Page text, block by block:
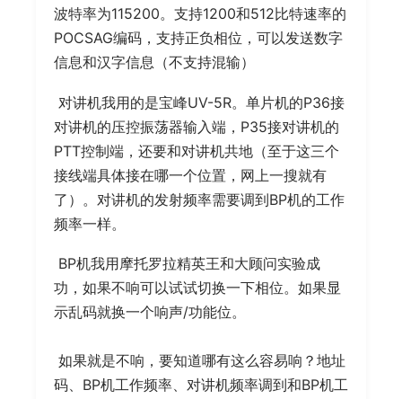
波特率为115200。支持1200和512比特速率的
POCSAG编码，支持正负相位，可以发送数字
信息和汉字信息（不支持混输）
​ 对讲机我用的是宝峰UV-5R。单片机的P36接
对讲机的压控振荡器输入端，P35接对讲机的
PTT控制端，还要和对讲机共地（至于这三个
接线端具体接在哪一个位置，网上一搜就有
了）。对讲机的发射频率需要调到BP机的工作
频率一样。
​ BP机我用摩托罗拉精英王和大顾问实验成
功，如果不响可以试试切换一下相位。如果显
示乱码就换一个响声/功能位。
​ 如果就是不响，要知道哪有这么容易响？地址
码、BP机工作频率、对讲机频率调到和BP机工